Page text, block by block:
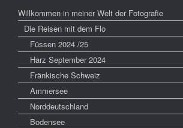
Willkommen in meiner Welt der Fotografie
Die Reisen mit dem Flo
Füssen 2024 /25
Harz September 2024
Fränkische Schweiz
Ammersee
Norddeutschland
Bodensee